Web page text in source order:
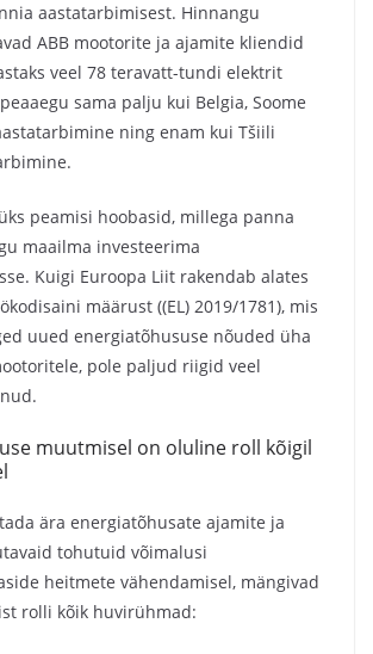
aastatarbimisest. Hinnangu
ABB mootorite ja ajamite kliendid
veel 78 teravatt-tundi elektrit
sama palju kui Belgia, Soome
ning enam kui Tšiili
peamisi hoobasid, millega panna
maailma investeerima
Kuigi Euroopa Liit rakendab alates
määrust ((EL) 2019/1781), mis
uued energiatõhususe nõuded üha
pole paljud riigid veel
muutmisel on oluline roll kõigil
ära energiatõhusate ajamite ja
tohutuid võimalusi
heitmete vähendamisel, mängivad
rolli kõik huvirühmad: